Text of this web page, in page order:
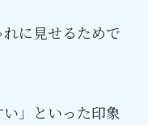
に見せるためで
い」といった印象